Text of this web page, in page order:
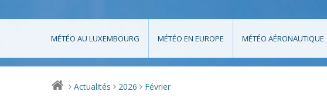
MÉTÉO AU LUXEMBOURG MÉTÉO EN EUROPE MÉTÉO AÉRONAUTIQUE
> Actualités > 2026 > Février